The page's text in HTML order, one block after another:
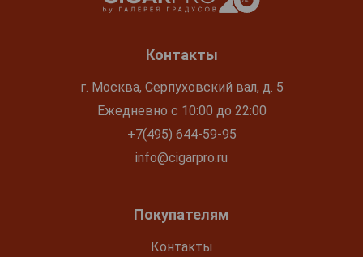
Контакты
г. Москва, Серпуховский вал, д. 5
Ежедневно с 10:00 до 22:00
+7(495) 644-59-95
info@cigarpro.ru
Покупателям
Контакты